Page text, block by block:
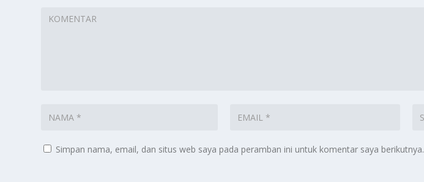
Simpan nama, email, dan situs web saya pada peramban ini untuk komentar saya berikutnya.